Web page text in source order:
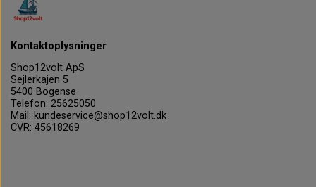
Kontaktoplysninger
Shop12volt ApS
Sejlerkajen 5
5400 Bogense
Telefon: 25625050
Mail: kundeservice@shop12volt.dk
CVR: 45618269